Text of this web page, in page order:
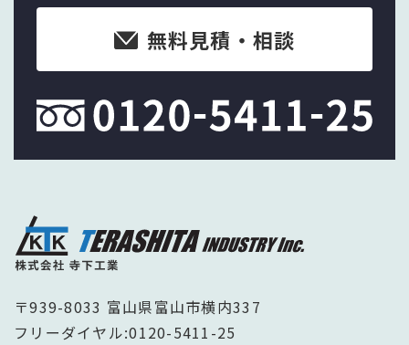
無料見積・相談
〒939-8033 富山県富山市横内337
フリーダイヤル:0120-5411-25